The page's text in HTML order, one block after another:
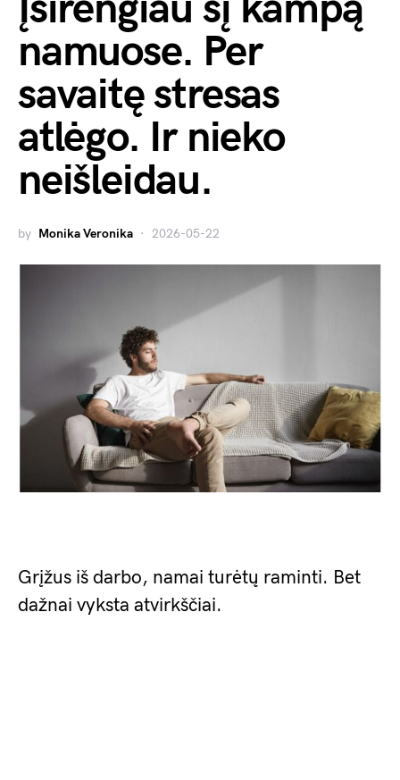
namuose. Per
savaitę stresas
atlėgo. Ir nieko
neišleidau.
by Monika Veronika 2026-05-22
Grįžus iš darbo, namai turėtų raminti. Bet
dažnai vyksta atvirkščiai.